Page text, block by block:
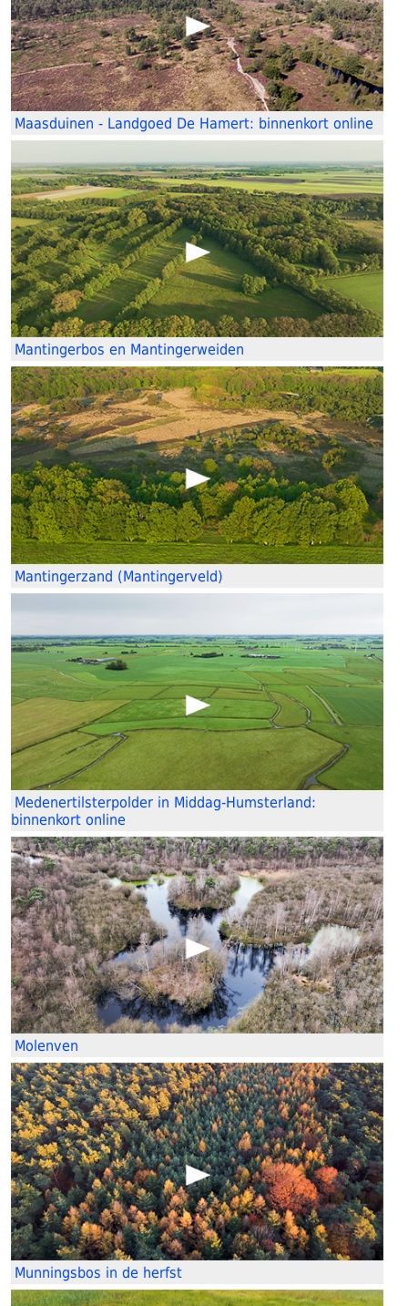
Maasduinen - Landgoed De Hamert: binnenkort online
Mantingerbos en Mantingerweiden
Mantingerzand (Mantingerveld)
Medenertilsterpolder in Middag-Humsterland:
binnenkort online
Molenven
Munningsbos in de herfst